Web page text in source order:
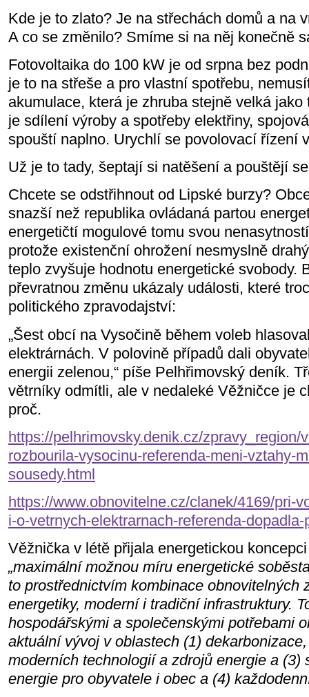
Kde je to zlato? Je na střechách domů a na
A co se změnilo? Smíme si na něj konečně
Fotovoltaika do 100 kW je od srpna bez
je to na střeše a pro vlastní spotřebu,
akumulace, která je zhruba stejně velká
je sdílení výroby a spotřeby elektřiny,
spouští naplno. Urychlí se povolovací řízení
Už je to tady, šeptají si natěšení a pouštějí
Chcete se odstřihnout od Lipské burzy?
snazší než republika ovládaná partou
energetičtí mogulové tomu svou
protože existenční ohrožení nesmyslně
teplo zvyšuje hodnotu energetické svobody.
převratnou změnu ukázaly události, které
politického zpravodajství:
„Šest obcí na Vysočině během voleb
elektrárnách. V polovině případů dali
energii zelenou,“ píše Pelhřimovský deník.
větrníky odmítli, ale v nedaleké Věžničce je
proč.
https://pelhrimovsky.denik.cz/zpravy_region/
rozbourila-vysocinu-referenda-meni-vztahy-
sousedy.html
https://www.obnovitelne.cz/clanek/4169/pri-
i-o-vetrnych-elektrarnach-referenda-dopadla-
Věžnička v létě přijala energetickou
„maximální možnou míru energetické
to prostřednictvím kombinace obnovitelných
energetiky, moderní i tradiční infrastruktury.
hospodářskými a společenskými potřebami
aktuální vývoj v oblastech (1)
moderních technologií a zdrojů energie a (3)
energie pro obyvatele i obec a (4)